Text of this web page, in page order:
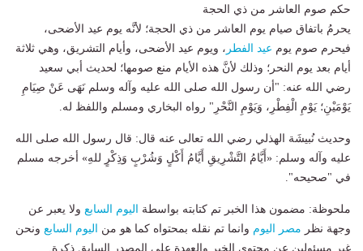
حكم صوم العاشر من ذي الحجة
يحرمُ باتفاق صيام يوم العاشر من ذي الحجة؛ لأنَّه يوم عيد الأضحى،
فيحرم صوم يوم عيد الفطر ، ويوم عيد الأضحى، وأيام التشريق، وهي ثلاثة
أيام بعد يوم النحر؛ وذلك لأنَّ هذه الأيام منع صومها؛ لحديث أبي سعيد
رضي الله عنه: "أن رسول الله صلى الله عليه وآله وسلم نَهَى عَنْ صِيَامِ
يَوْمَيْنِ؛ يَوْمِ الْفِطْرِ، وَيَوْمِ النَّحْرِ" رواه البخاري ومسلم واللفظ له.
وحديث نُبيشَة الهذلي رضي الله تعالى عنه قال: قال رسول الله صلى الله
عليه وآله وسلم: «أَيَّامُ التَّشْرِيقِ أَيَّامُ أَكْلٍ وَشُرْبٍ وَذِكْرٍ للهِ» أخرجه مسلم
في "صحيحه".
ملحوظة: مضمون هذا الخبر تم كتابته بواسطة اليوم السابع ولا يعبر عن
وجهة نظر مصر اليوم وانما تم نقله بمحتواه كما هو من اليوم السابع ونحن
غير مسئولين عن محتوى الخبر والعهدة علي المصدر السابق ذكرة.